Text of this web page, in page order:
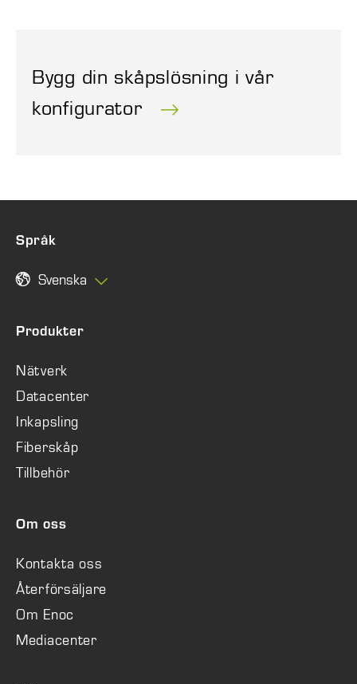
Bygg din skåpslösning i vår
konfigurator
Språk
Svenska
Produkter
Nätverk
Datacenter
Inkapsling
Fiberskåp
Tillbehör
Om oss
Kontakta oss
Återförsäljare
Om Enoc
Mediacenter